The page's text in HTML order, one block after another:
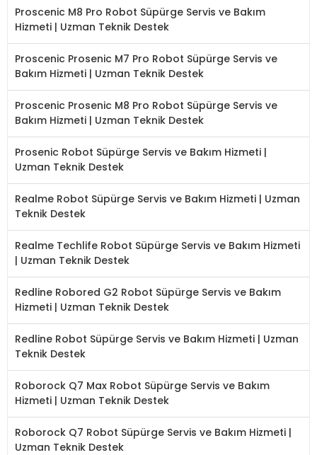
Proscenic M8 Pro Robot Süpürge Servis ve Bakım
Hizmeti | Uzman Teknik Destek
Proscenic Prosenic M7 Pro Robot Süpürge Servis ve
Bakım Hizmeti | Uzman Teknik Destek
Proscenic Prosenic M8 Pro Robot Süpürge Servis ve
Bakım Hizmeti | Uzman Teknik Destek
Prosenic Robot Süpürge Servis ve Bakım Hizmeti |
Uzman Teknik Destek
Realme Robot Süpürge Servis ve Bakım Hizmeti | Uzman
Teknik Destek
Realme Techlife Robot Süpürge Servis ve Bakım Hizmeti
| Uzman Teknik Destek
Redline Robored G2 Robot Süpürge Servis ve Bakım
Hizmeti | Uzman Teknik Destek
Redline Robot Süpürge Servis ve Bakım Hizmeti | Uzman
Teknik Destek
Roborock Q7 Max Robot Süpürge Servis ve Bakım
Hizmeti | Uzman Teknik Destek
Roborock Q7 Robot Süpürge Servis ve Bakım Hizmeti |
Uzman Teknik Destek